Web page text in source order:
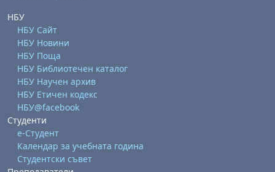
6 август
август
8 август
неделя, 9 август
август
август
15 август
неделя, 16 август
август
август
22 август
неделя, 23 август
август
август
29 август
неделя, 30 август
НБУ
НБУ Сайт
НБУ Новини
НБУ Поща
НБУ Библиотечен каталог
НБУ Научен архив
НБУ Етичен кодекс
НБУ@facebook
Студенти
е-Студент
Календар за учебната година
Студентски съвет